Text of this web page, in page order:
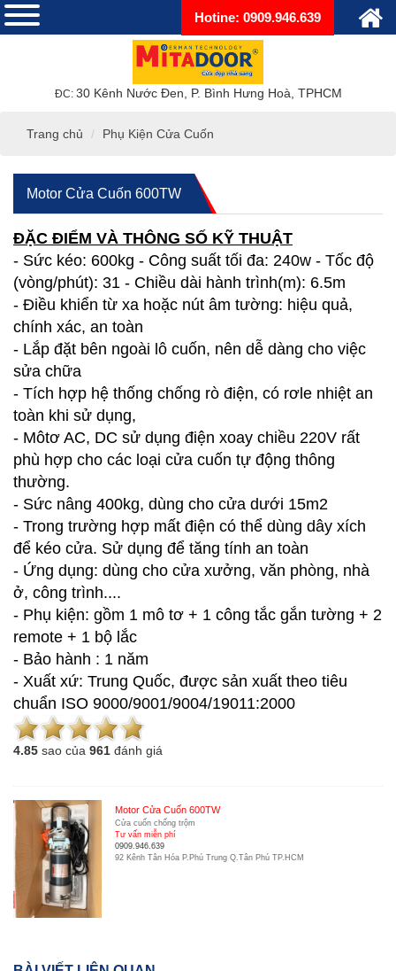
Hotine: 0909.946.639
ĐC: 30 Kênh Nước Đen, P. Bình Hưng Hoà, TPHCM
Trang chủ Phụ Kiện Cửa Cuốn
Motor Cửa Cuốn 600TW
ĐẶC ĐIỂM VÀ THÔNG SỐ KỸ THUẬT
- Sức kéo: 600kg - Công suất tối đa: 240w - Tốc độ
(vòng/phút): 31 - Chiều dài hành trình(m): 6.5m
- Điều khiển từ xa hoặc nút âm tường: hiệu quả,
chính xác, an toàn
- Lắp đặt bên ngoài lô cuốn, nên dễ dàng cho việc
sửa chữa
- Tích hợp hệ thống chống rò điện, có rơle nhiệt an
toàn khi sử dụng,
- Môtơ AC, DC sử dụng điện xoay chiều 220V rất
phù hợp cho các loại cửa cuốn tự động thông
thường.
- Sức nâng 400kg, dùng cho cửa dưới 15m2
- Trong trường hợp mất điện có thể dùng dây xích
để kéo cửa. Sử dụng để tăng tính an toàn
- Ứng dụng: dùng cho cửa xưởng, văn phòng, nhà
ở, công trình....
- Phụ kiện: gồm 1 mô tơ + 1 công tắc gắn tường + 2
remote + 1 bộ lắc
- Bảo hành : 1 năm
- Xuất xứ: Trung Quốc, được sản xuất theo tiêu
chuẩn ISO 9000/9001/9004/19011:2000
4.85 sao của 961 đánh giá
Motor Cửa Cuốn 600TW
Cửa cuốn chống trộm
Tư vấn miễn phí
0909.946.639
92 Kênh Tân Hóa P.Phú Trung Q.Tân Phú TP.HCM